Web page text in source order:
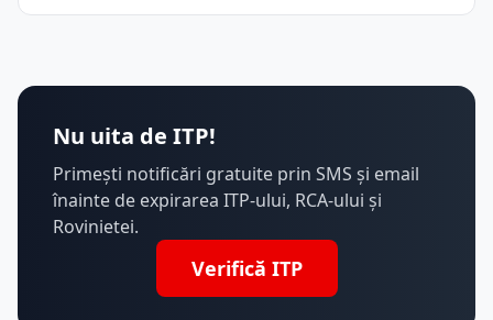
Nu uita de ITP!
Primești notificări gratuite prin SMS și email
înainte de expirarea ITP-ului, RCA-ului și
Rovinietei.
Verifică ITP